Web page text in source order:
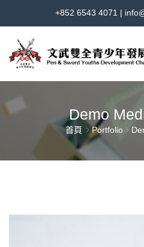
+852 6543 4071 |
Demo
首頁 Portfolio